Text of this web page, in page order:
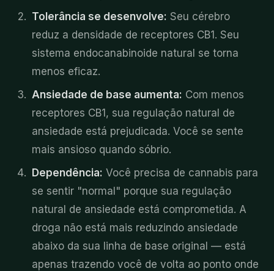
Tolerância se desenvolve: Seu cérebro
reduz a densidade de receptores CB1. Seu
sistema endocanabinoide natural se torna
menos eficaz.
Ansiedade de base aumenta: Com menos
receptores CB1, sua regulação natural de
ansiedade está prejudicada. Você se sente
mais ansioso quando sóbrio.
Dependência: Você precisa de cannabis para
se sentir "normal" porque sua regulação
natural de ansiedade está comprometida. A
droga não está mais reduzindo ansiedade
abaixo da sua linha de base original — está
apenas trazendo você de volta ao ponto onde